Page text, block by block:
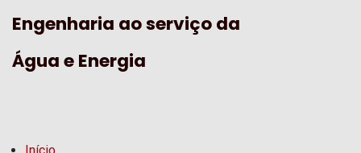
Engenharia ao serviço da
Água e Energia